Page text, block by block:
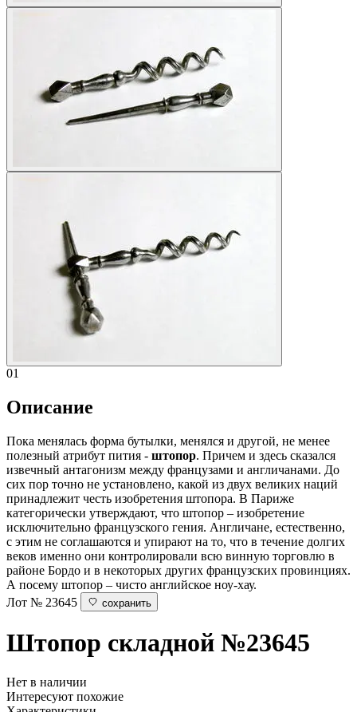
01
Описание
Пока менялась форма бутылки, менялся и другой, не менее
полезный атрибут пития - штопор. Причем и здесь сказался
извечный антагонизм между французами и англичанами. До
сих пор точно не установлено, какой из двух великих наций
принадлежит честь изобретения штопора. В Париже
категорически утверждают, что штопор – изобретение
исключительно французского гения. Англичане, естественно,
с этим не соглашаются и упирают на то, что в течение долгих
веков именно они контролировали всю винную торговлю в
районе Бордо и в некоторых других французских провинциях.
А посему штопор – чисто английское ноу-хау.
Лот № 23645
сохранить
Штопор складной №23645
Нет в наличии
Интересуют похожие